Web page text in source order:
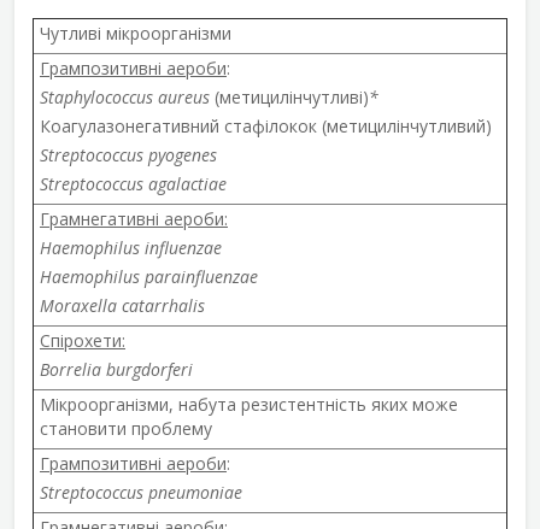
Чутливі мікроорганізми
Грампозитивні аероби:
Staphylococcus aureus (метицилінчутливі)*
Коагулазонегативний стафілокок (метицилінчутливий)
Streptococcus pyogenes
Streptococcus agalactiae
Грамнегативні аероби:
Haemophilus influenzae
Haemophilus parainfluenzae
Moraxella catarrhalis
Спірохети:
Borrelia burgdorferi
Мікроорганізми, набута резистентність яких може
становити проблему
Грампозитивні аероби:
Streptococcus pneumoniae